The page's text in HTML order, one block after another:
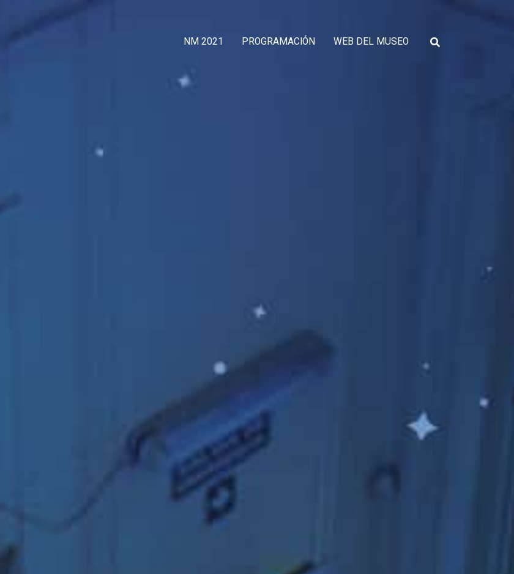
NM 2021 PROGRAMACIÓN WEB DEL MUSEO